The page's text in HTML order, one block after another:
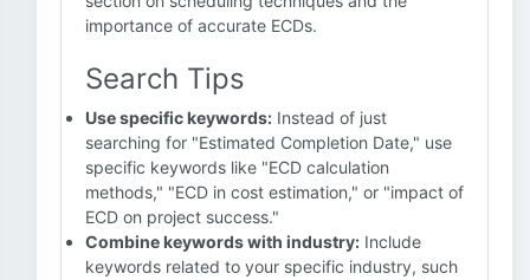
importance of accurate ECDs.
Search Tips
Use specific keywords: Instead of just
searching for "Estimated Completion Date," use
specific keywords like "ECD calculation
methods," "ECD in cost estimation," or "impact of
ECD on project success."
Combine keywords with industry: Include
keywords related to your specific industry, such